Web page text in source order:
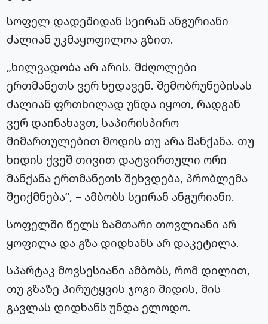
სოფელ დადეშიდან სეირან ანგურიანი
ძალიან უკმაყოფილოა გზით.
„ხილვადობა არ არის. მძღოლები
ერთმანეთს ვერ ხედავენ. შემობრუნებისას
ძალიან ფრთხილად უნდა იყოთ, რადგან
ვერ დაინახავთ, საპირისპირო
მიმართულებით მოდის თუ არა მანქანა. თუ
ხიდის ქვეშ თივით დატვირთული ორი
მანქანა ერთმანეთს შეხვდება, პრობლემა
შეიქმნება“, – ამბობს სეირან ანგურიანი.
სოფელში წელს ზამთარი თოვლიანი არ
ყოფილა და გზა დიდხანს არ დაკეტილა.
სპარტაკ მოვსესიანი ამბობს, რომ დილით,
თუ გზაზე პირუტყვის ჯოგი მიდის, მის
გავლას დიდხანს უნდა ელოდო.